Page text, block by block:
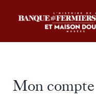
Mon compte